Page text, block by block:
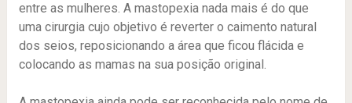
entre as mulheres. A mastopexia nada mais é do que
uma cirurgia cujo objetivo é reverter o caimento natural
dos seios, reposicionando a área que ficou flácida e
colocando as mamas na sua posição original.